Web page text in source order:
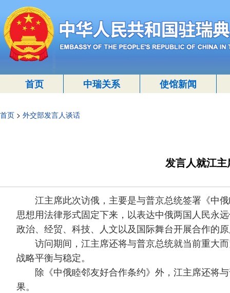
首页 中瑞关系 使馆新闻
首页 > 外交部发言人谈话
发言人就江
江主席此次访俄，主要是与普京总统签署《中俄
思想用法律形式固定下来，以表达中俄两国人民永
政治、经贸、科技、人文以及国际舞台开展合作的
访问期间，江主席还将与普京总统就当前重大而
战略平衡与稳定。
除《中俄睦邻友好合作条约》外，江主席还将与
果。